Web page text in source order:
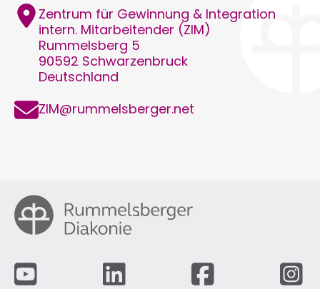
Adresse
Zentrum für Gewinnung & Integration
intern. Mitarbeitender (ZIM)
Rummelsberg 5
90592 Schwarzenbruck
Deutschland
E-
Mail
ZIM@rummelsberger.net
Fußzeile